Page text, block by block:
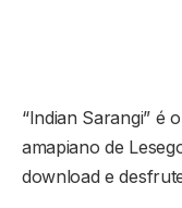
“Indian Sarangi” é
amapiano de
download e